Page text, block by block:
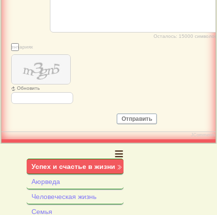
Осталось: 15000 символов
Обновить
Отправить
JComments
≡
Успех и счастье в жизни
Аюрведа
Человеческая жизнь
Семья